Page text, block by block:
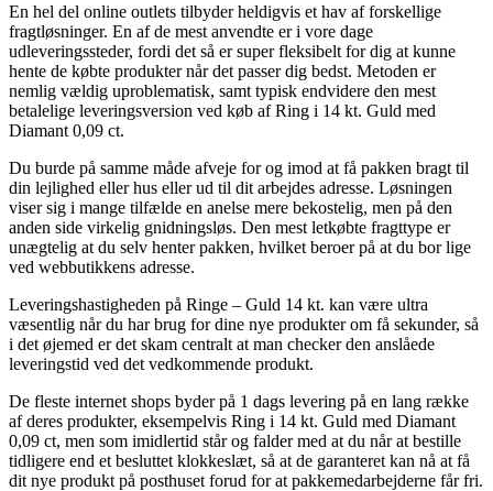
En hel del online outlets tilbyder heldigvis et hav af forskellige
fragtløsninger. En af de mest anvendte er i vore dage
udleveringssteder, fordi det så er super fleksibelt for dig at kunne
hente de købte produkter når det passer dig bedst. Metoden er
nemlig vældig uproblematisk, samt typisk endvidere den mest
betalelige leveringsversion ved køb af Ring i 14 kt. Guld med
Diamant 0,09 ct.
Du burde på samme måde afveje for og imod at få pakken bragt til
din lejlighed eller hus eller ud til dit arbejdes adresse. Løsningen
viser sig i mange tilfælde en anelse mere bekostelig, men på den
anden side virkelig gnidningsløs. Den mest letkøbte fragttype er
unægtelig at du selv henter pakken, hvilket beroer på at du bor lige
ved webbutikkens adresse.
Leveringshastigheden på Ringe – Guld 14 kt. kan være ultra
væsentlig når du har brug for dine nye produkter om få sekunder, så
i det øjemed er det skam centralt at man checker den anslåede
leveringstid ved det vedkommende produkt.
De fleste internet shops byder på 1 dags levering på en lang række
af deres produkter, eksempelvis Ring i 14 kt. Guld med Diamant
0,09 ct, men som imidlertid står og falder med at du når at bestille
tidligere end et besluttet klokkeslæt, så at de garanteret kan nå at få
dit nye produkt på posthuset forud for at pakkemedarbejderne får fri.